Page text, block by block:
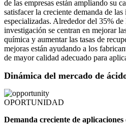
de las empresas están ampliando su
satisfacer la creciente demanda de
especializadas. Alrededor del 35% de
investigación se centran en mejorar
química y aumentar las tasas de
mejoras están ayudando a los
de mayor calidad adecuado para
Dinámica del mercado de
OPORTUNIDAD
Demanda creciente de